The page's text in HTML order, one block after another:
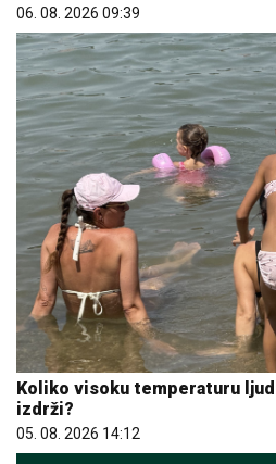
06. 08. 2026 09:39
Koliko visoku temperaturu
izdrži?
05. 08. 2026 14:12